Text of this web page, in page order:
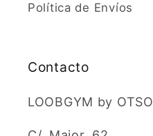
Política de Envíos
Contacto
LOOBGYM by OTSO